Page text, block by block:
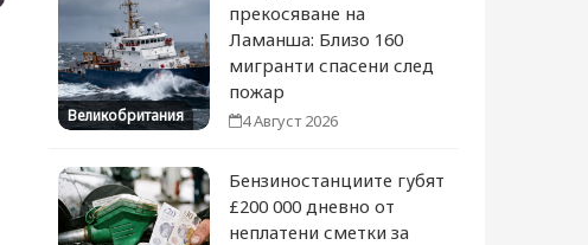
Великобритания
прекосяване на
Ламанша: Близо 160
мигранти спасени след
пожар
4 Август 2026
Бензиностанциите губят
£200 000 дневно от
неплатени сметки за